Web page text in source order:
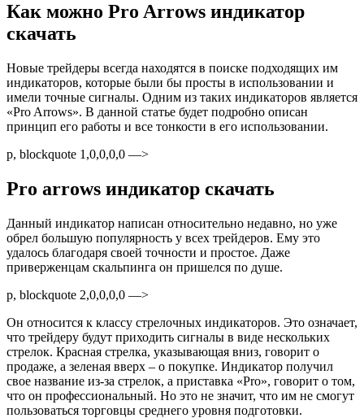
Как можно Pro Arrows индикатор
скачать
Новые трейдеры всегда находятся в поиске подходящих им
индикаторов, которые были бы просты в использовании и
имели точные сигналы. Одним из таких индикаторов является
«Pro Arrows». В данной статье будет подробно описан
принцип его работы и все тонкости в его использовании.
p, blockquote 1,0,0,0,0 —>
Pro arrows индикатор скачать
Данный индикатор написан относительно недавно, но уже
обрел большую популярность у всех трейдеров. Ему это
удалось благодаря своей точности и простое. Даже
приверженцам скальпинга он пришелся по душе.
p, blockquote 2,0,0,0,0 —>
Он относится к классу стрелочных индикаторов. Это означает,
что трейдеру будут приходить сигналы в виде нескольких
стрелок. Красная стрелка, указывающая вниз, говорит о
продаже, а зеленая вверх – о покупке. Индикатор получил
свое название из-за стрелок, а приставка «Pro», говорит о том,
что он профессиональный. Но это не значит, что им не смогут
пользоваться торговцы среднего уровня подготовки.